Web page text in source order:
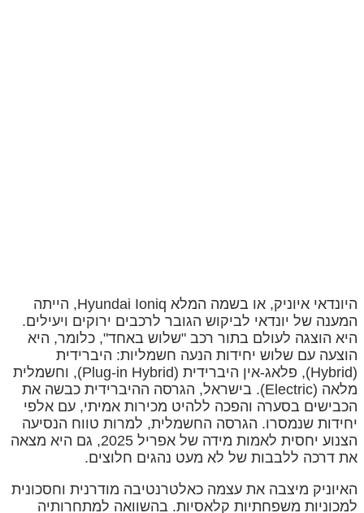
היונדאי איוניק, או בשמה המלא Hyundai Ioniq, הייתה
המענה של יונדאי לביקוש הגובר לרכבים ירוקים ויעילים.
היא הוצגה לעולם בתור רכב "שלוש באחד", כלומר, היא
הוצעה עם שלוש יחידות הנעה חשמליות: היברידית
(Hybrid), פלאג-אין היברידית (Plug-in Hybrid), וחשמלית
מלאה (Electric). בישראל, הגרסה ההיברידית כבשה את
הכבישים בסערה והפכה ללהיט מכירות אמיתי, עם אלפי
יחידות שנמסרו. הגרסה החשמלית, למרות טווח הנסיעה
הצנוע יחסית לאמות מידה של אפריל 2025, גם היא מצאה
את דרכה ללבבות של לא מעט נהגים חלוצים.
האיוניק מיצבה את עצמה כאלטרנטיבה מודרנית וחסכונית
למכוניות משפחתיות קלאסיות. בהשוואה למתחרותיה